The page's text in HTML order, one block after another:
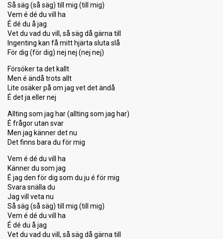
Så säg (så säg) till mig (till mig)
Vem é dé du vill ha
É dé du å jag
Vet du vad du vill, så säg då gärna till
Ingenting kan få mitt hjärta sluta slå
För dig (för dig) nej nej (nej nej)
Försöker ta det kallt
Men é ändå trots allt
Lite osäker på om jag vet det ändå
É det ja eller nej
Allting som jag har (allting som jag har)
É frågor utan svar
Men jag känner det nu
Det finns bara du för mig
Vem é dé du vill ha
Känner du som jag
É jag den för dig som du ju é för mig
Svara snälla du
Jag vill veta nu
Så säg (så säg) till mig (till mig)
Vem é dé du vill ha
É dé du å jag
Vet du vad du vill, så säg då gärna till